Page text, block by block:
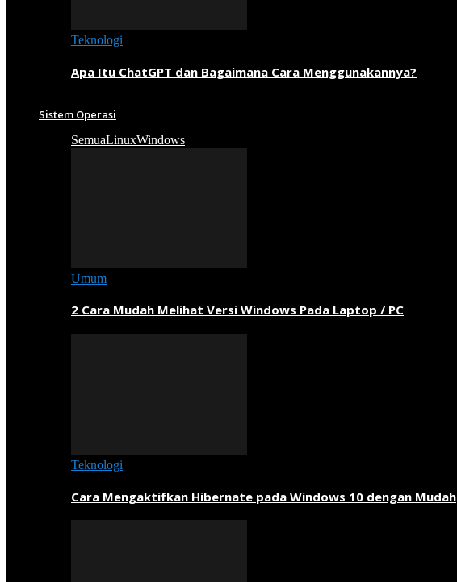
Teknologi
Apa Itu ChatGPT dan Bagaimana Cara Menggunakannya?
Sistem Operasi
SemuaLinuxWindows
Umum
2 Cara Mudah Melihat Versi Windows Pada Laptop / PC
Teknologi
Cara Mengaktifkan Hibernate pada Windows 10 dengan Mudah